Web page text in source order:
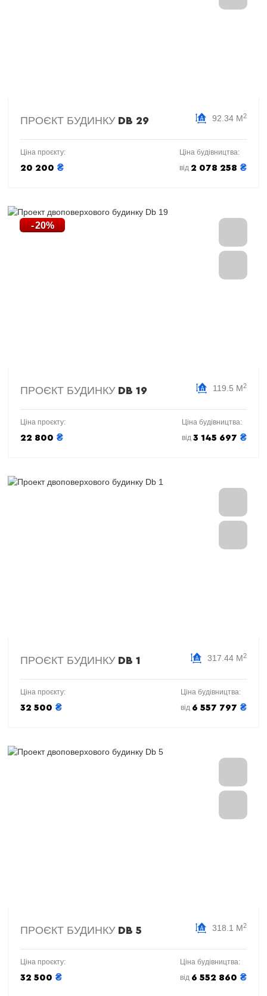
ПРОЄКТ БУДИНКУ DB 29 92.34 М2
Ціна проєкту:
20 200 ₴
Ціна будівництва:
від 2 078 258 ₴
ПРОЄКТ БУДИНКУ DB 19 119.5 М2
Ціна проєкту:
22 800 ₴
Ціна будівництва:
від 3 145 697 ₴
ПРОЄКТ БУДИНКУ DB 1 317.44 М2
Ціна проєкту:
32 500 ₴
Ціна будівництва:
від 6 557 797 ₴
ПРОЄКТ БУДИНКУ DB 5 318.1 М2
Ціна проєкту:
32 500 ₴
Ціна будівництва:
від 6 552 860 ₴